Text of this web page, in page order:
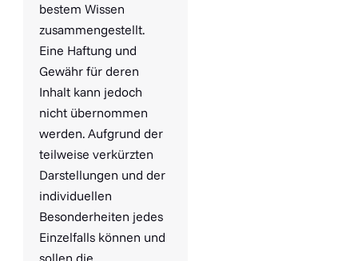
bestem Wissen
zusammengestellt.
Eine Haftung und
Gewähr für deren
Inhalt kann jedoch
nicht übernommen
werden. Aufgrund der
teilweise verkürzten
Darstellungen und der
individuellen
Besonderheiten jedes
Einzelfalls können und
sollen die